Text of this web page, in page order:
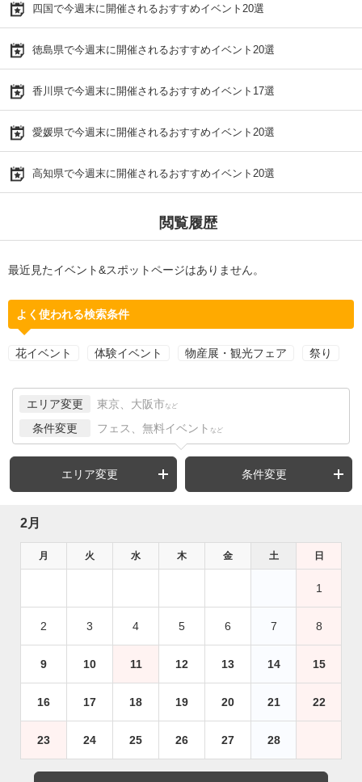
四国で今週末に開催されるおすすめイベント20選
徳島県で今週末に開催されるおすすめイベント20選
香川県で今週末に開催されるおすすめイベント17選
愛媛県で今週末に開催されるおすすめイベント20選
高知県で今週末に開催されるおすすめイベント20選
閲覧履歴
最近見たイベント&スポットページはありません。
よく使われる検索条件
花イベント 体験イベント 物産展・観光フェア 祭り
エリア変更 東京、大阪市 など
条件変更 フェス、無料イベント など
エリア変更 条件変更
2月
月 火 水 木 金 土 日
1
2 3 4 5 6 7 8
9 10 11 12 13 14 15
16 17 18 19 20 21 22
23 24 25 26 27 28